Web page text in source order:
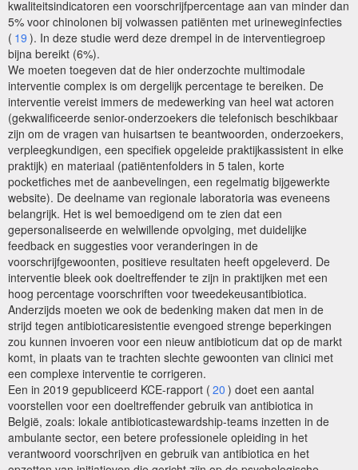
kwaliteitsindicatoren een voorschrijfpercentage aan van minder dan
5% voor chinolonen bij volwassen patiënten met urineweginfecties
( 19 ). In deze studie werd deze drempel in de interventiegroep
bijna bereikt (6%).
We moeten toegeven dat de hier onderzochte multimodale
interventie complex is om dergelijk percentage te bereiken. De
interventie vereist immers de medewerking van heel wat actoren
(gekwalificeerde senior-onderzoekers die telefonisch beschikbaar
zijn om de vragen van huisartsen te beantwoorden, onderzoekers,
verpleegkundigen, een specifiek opgeleide praktijkassistent in elke
praktijk) en materiaal (patiëntenfolders in 5 talen, korte
pocketfiches met de aanbevelingen, een regelmatig bijgewerkte
website). De deelname van regionale laboratoria was eveneens
belangrijk. Het is wel bemoedigend om te zien dat een
gepersonaliseerde en welwillende opvolging, met duidelijke
feedback en suggesties voor veranderingen in de
voorschrijfgewoonten, positieve resultaten heeft opgeleverd. De
interventie bleek ook doeltreffender te zijn in praktijken met een
hoog percentage voorschriften voor tweedekeusantibiotica.
Anderzijds moeten we ook de bedenking maken dat men in de
strijd tegen antibioticaresistentie evengoed strenge beperkingen
zou kunnen invoeren voor een nieuw antibioticum dat op de markt
komt, in plaats van te trachten slechte gewoonten van clinici met
een complexe interventie te corrigeren.
Een in 2019 gepubliceerd KCE-rapport ( 20 ) doet een aantal
voorstellen voor een doeltreffender gebruik van antibiotica in
België, zoals: lokale antibioticastewardship-teams inzetten in de
ambulante sector, een betere professionele opleiding in het
verantwoord voorschrijven en gebruik van antibiotica en het